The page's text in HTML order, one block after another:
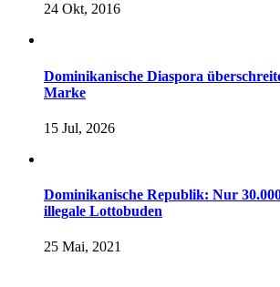
24 Okt, 2016
Dominikanische Diaspora
Marke
15 Jul, 2026
Dominikanische Republik: Nur
illegale Lottobuden
25 Mai, 2021